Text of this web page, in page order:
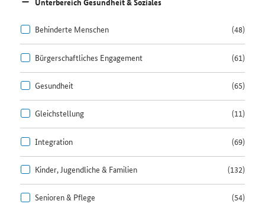
Behinderte Menschen (48)
Bürgerschaftliches Engagement (61)
Gesundheit (65)
Gleichstellung (11)
Integration (69)
Kinder, Jugendliche & Familien (132)
Senioren & Pflege (54)